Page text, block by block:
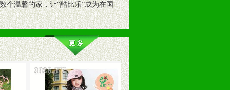
个温馨的家，让“酷比乐”成为在国